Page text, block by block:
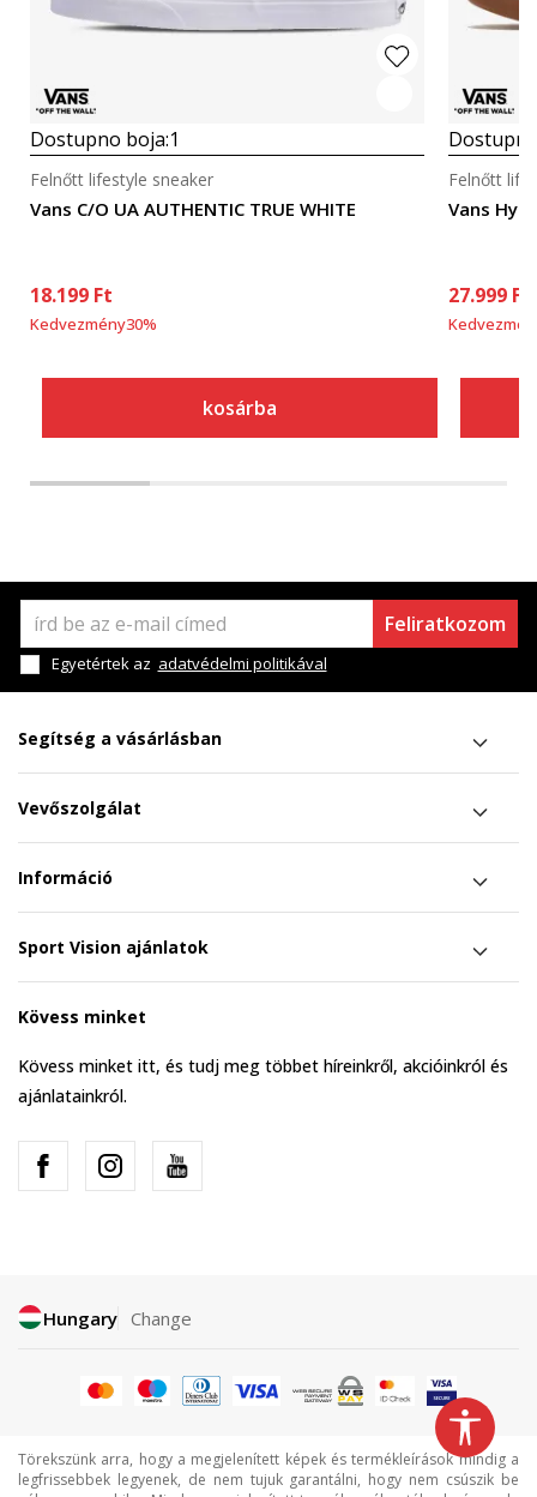
Dostupno boja:1
Vans C/O UA AUTHENTIC TRUE WHITE
Felnőtt lifestyle sneaker
18.199 Ft
Kedvezmény30%
kosárba
Vans
Felnőtt
27.999 Ft
Feliratkozom
Egyetértek az adatvédelmi politikával
Segítség a vásárlásban
Vevőszolgálat
Információ
Sport Vision ajánlatok
Kövess minket
Kövess minket itt, és tudj meg többet híreinkről, akcióinkról és
ajánlatainkról.
Hungary Change
Törekszünk arra, hogy a megjelenített képek és termékleírások mindig a
legfrissebbek legyenek, de nem tujuk garantálni, hogy nem csúszik be